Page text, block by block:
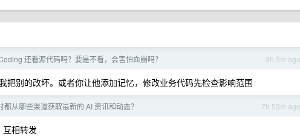
3h 3m ago
还看源代码吗？要是不看，会害怕血崩吗？
把别的改坏。或者你让他添加记忆，修改业务代码先检查影响范围
7h 53m ago
都从哪些渠道获取最新的 AI 资讯和动态？
相转发